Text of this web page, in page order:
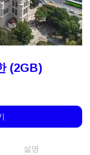
(2GB)
설명